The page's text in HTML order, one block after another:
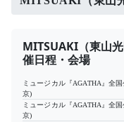
MITSUAKI（東山
催日程・会場
ミュージカル『AGATHA』全
京)
ミュージカル『AGATHA』全
京)